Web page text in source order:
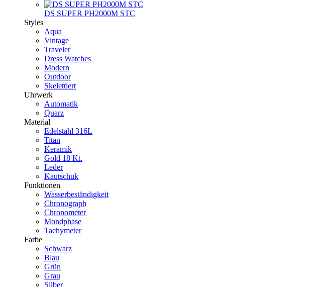
DS SUPER PH2000M STC
Styles
Aqua
Vintage
Traveler
Dress Watches
Modern
Outdoor
Skelettiert
Uhrwerk
Automatik
Quarz
Material
Edelstahl 316L
Titan
Keramik
Gold 18 Kt.
Leder
Kautschuk
Funktionen
Wasserbeständigkeit
Chronograph
Chronometer
Mondphase
Tachymeter
Farbe
Schwarz
Blau
Grün
Grau
Silber